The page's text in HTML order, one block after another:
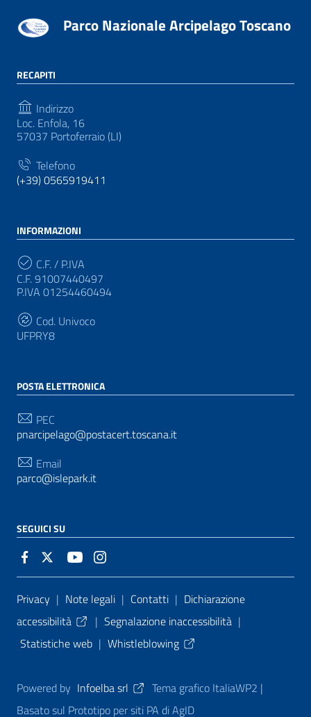
Parco Nazionale Arcipelago Toscano
RECAPITI
Indirizzo
Loc. Enfola, 16
57037 Portoferraio (LI)
Telefono
(+39) 0565919411
INFORMAZIONI
C.F. / P.IVA
C.F. 91007440497
P.IVA 01254460494
Cod. Univoco
UFPRY8
POSTA ELETTRONICA
PEC
pnarcipelago@postacert.toscana.it
Email
parco@islepark.it
SEGUICI SU
Sezione Link Utili
Privacy | Note legali | Contatti | Dichiarazione
accessibilità
| Segnalazione inaccessibilità |
Statistiche web | Whistleblowing
Powered by Infoelba srl
Tema grafico ItaliaWP2 |
Basato sul Prototipo per siti PA di AgID